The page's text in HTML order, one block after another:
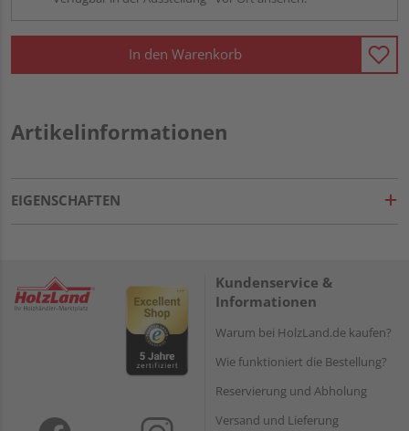
In den Warenkorb
Artikelinformationen
EIGENSCHAFTEN
Kundenservice &
Informationen
Warum bei HolzLand.de kaufen?
Wie funktioniert die Bestellung?
Reservierung und Abholung
Versand und Lieferung